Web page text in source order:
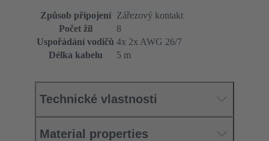
Způsob připojení
Zářezový kontakt
Počet žil
8
Uspořádání vodičů 4x 2x AWG 26/7
Délka kabelu
5 m
Technické vlastnosti
Material properties